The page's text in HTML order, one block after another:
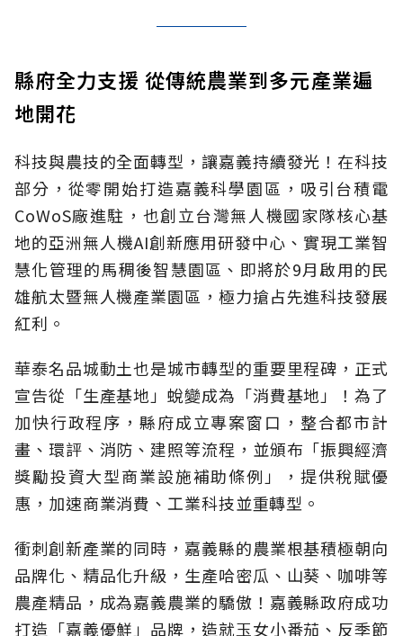
縣府全力支援 從傳統農業到多元產業遍
地開花
科技與農技的全面轉型，讓嘉義持續發光！在科技
部分，從零開始打造嘉義科學園區，吸引台積電
CoWoS廠進駐，也創立台灣無人機國家隊核心基
地的亞洲無人機AI創新應用研發中心、實現工業智
慧化管理的馬稠後智慧園區、即將於9月啟用的民
雄航太暨無人機產業園區，極力搶占先進科技發展
紅利。
華泰名品城動土也是城市轉型的重要里程碑，正式
宣告從「生產基地」蛻變成為「消費基地」！為了
加快行政程序，縣府成立專案窗口，整合都市計
畫、環評、消防、建照等流程，並頒布「振興經濟
獎勵投資大型商業設施補助條例」，提供稅賦優
惠，加速商業消費、工業科技並重轉型。
衝刺創新產業的同時，嘉義縣的農業根基積極朝向
品牌化、精品化升級，生產哈密瓜、山葵、咖啡等
農產精品，成為嘉義農業的驕傲！嘉義縣政府成功
打造「嘉義優鮮」品牌，造就玉女小番茄、反季節